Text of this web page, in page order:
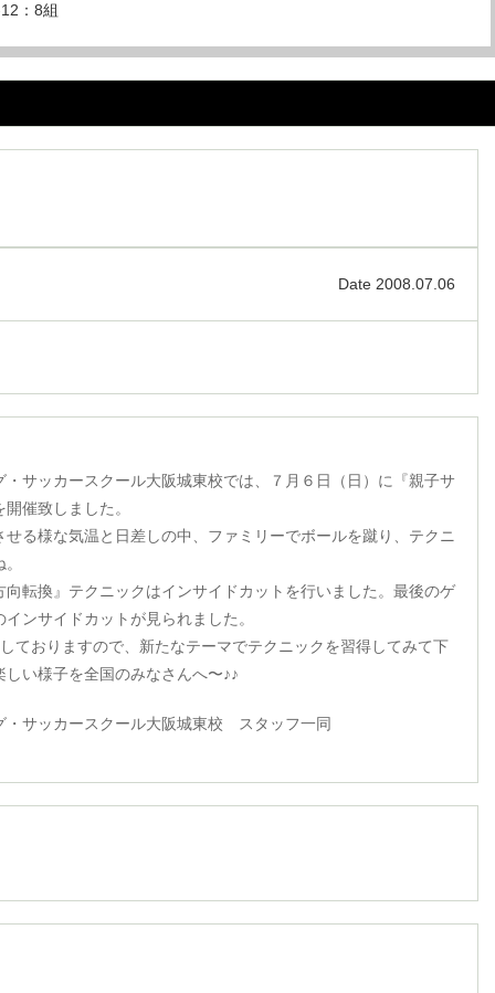
：8組
Date 2008.07.06
・サッカースクール大阪城東校では、７月６日（日）に『親子サ
催致しました。
る様な気温と日差しの中、ファミリーでボールを蹴り、テクニ
向転換』テクニックはインサイドカットを行いました。最後のゲ
ンサイドカットが見られました。
ておりますので、新たなテーマでテクニックを習得してみて下
い様子を全国のみなさんへ〜♪♪
・サッカースクール大阪城東校 スタッフ一同